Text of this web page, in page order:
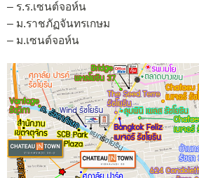
– ร.ร.เซนต์จอห์น
– ม.ราชภัฏจันทรเกษม
– ม.เซนต์จอห์น